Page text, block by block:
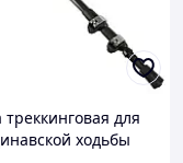
треккинговая для
ходьбы